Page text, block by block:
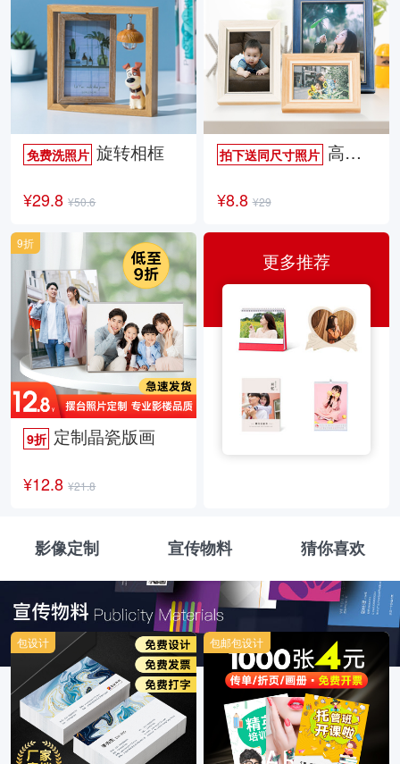
免费洗照片 旋转相框
¥29.8 ¥50.6
拍下送同尺寸照片高档欧式相框
¥8.8 ¥29
9折 定制晶瓷版画
¥12.8 ¥21.8
9折
更多推荐
影像定制 宣传物料 猜你喜欢
包设计 包邮包设计